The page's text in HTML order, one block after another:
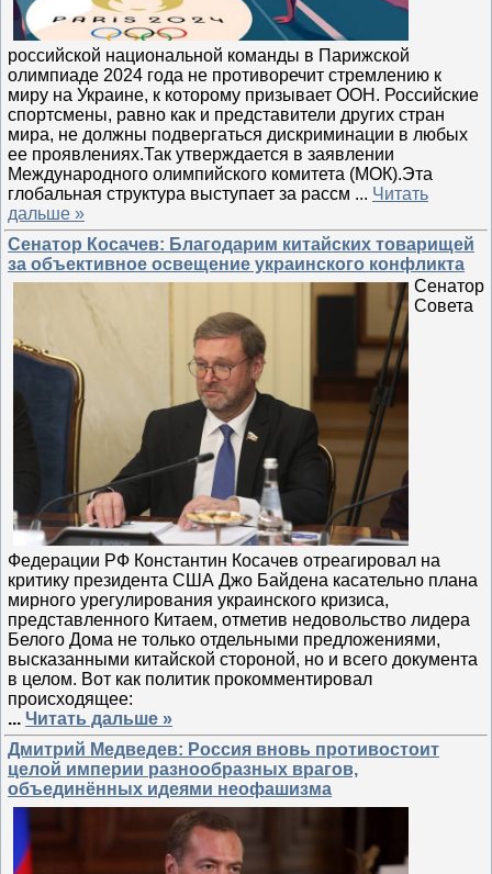
российской национальной команды в Парижской
олимпиаде 2024 года не противоречит стремлению к
миру на Украине, к которому призывает ООН. Российские
спортсмены, равно как и представители других стран
мира, не должны подвергаться дискриминации в любых
ее проявлениях.Так утверждается в заявлении
Международного олимпийского комитета (МОК).Эта
глобальная структура выступает за рассм ... Читать
дальше »
Сенатор Косачев: Благодарим китайских товарищей
за объективное освещение украинского конфликта
Сенатор
Совета
Федерации РФ Константин Косачев отреагировал на
критику президента США Джо Байдена касательно плана
мирного урегулирования украинского кризиса,
представленного Китаем, отметив недовольство лидера
Белого Дома не только отдельными предложениями,
высказанными китайской стороной, но и всего документа
в целом. Вот как политик прокомментировал
происходящее:
... Читать дальше »
Дмитрий Медведев: Россия вновь противостоит
целой империи разнообразных врагов,
объединённых идеями неофашизма